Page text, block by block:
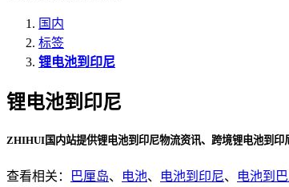
国内
标签
锂电池到印尼
锂电池到印尼
ZHIHUI国内站提供锂电池到印尼物流资讯、跨境锂电池到印
查看相关： 巴厘岛、 电池、 电池到印尼、 电池到